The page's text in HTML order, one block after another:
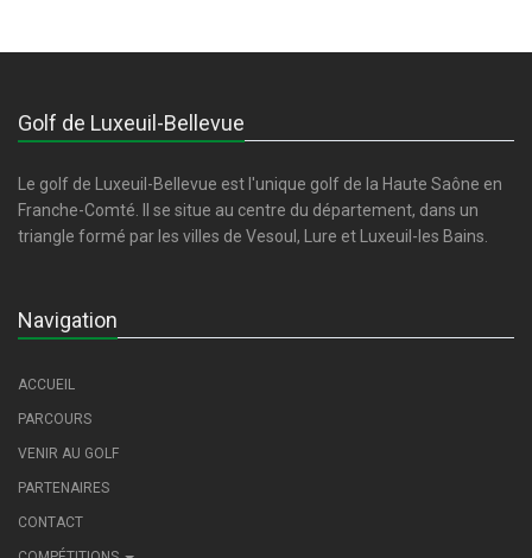
Golf de Luxeuil-Bellevue
Le golf de Luxeuil-Bellevue est l'unique golf de la Haute Saône en
Franche-Comté. Il se situe au centre du département, dans un
triangle formé par les villes de Vesoul, Lure et Luxeuil-les Bains.
Navigation
ACCUEIL
PARCOURS
VENIR AU GOLF
PARTENAIRES
CONTACT